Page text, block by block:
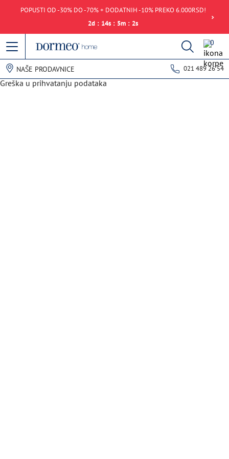
POPUSTI OD -30% DO -70% + DODATNIH -10% PREKO 6.000RSD!
2d : 14s : 5m : 2s
0
NAŠE PRODAVNICE 021 489 26 54
Greška u prihvatanju podataka